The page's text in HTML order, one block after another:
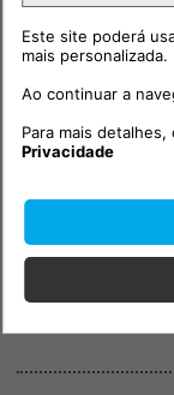
O principal
investigar o
culinária no
adesão ao
de peso,
de vida
Este site poderá
mais personalizada.
Ao continuar a
Para mais
Privacidade